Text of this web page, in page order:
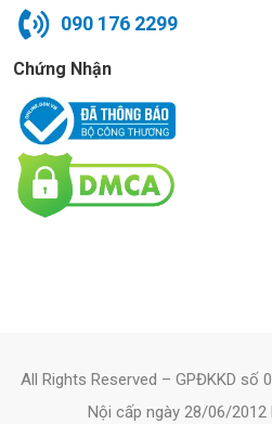
090 176 2299
Chứng Nhận
All Rights Reserved – GPĐKKD số
Nội cấp ngày 28/06/2012